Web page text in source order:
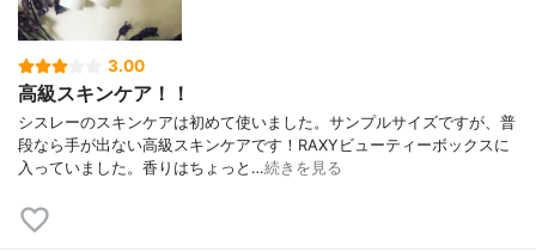
3.00
高級スキンケア！！
シスレーのスキンケアは初めて使いました。サンプルサイズですが、普
段なら手が出ない高級スキンケアです！RAXYビューティーボックスに
入っていました。香りはちょっと…続きを見る